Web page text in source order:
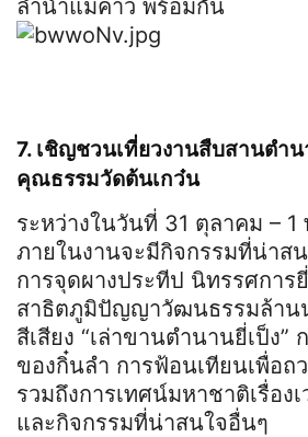
ลำน้ำแม่คาว พร้อมกัน
7. เชิญชวนเที่ยวงานสืบสานตำ
คุณธรรมวัดต้นเกว๋น
ระหว่างในวันที่ 31 ตุลาคม –
ภายในงานจะมีกิจกรรมที่น่าส
การจุดผางประทีป นิทรรศการ
สาธิตภูมิปัญญาวัฒนธรรมล้าน
สีเสียง “เล่าขานตำนานยี่เป็ง”
ของกิ๋นลำ การฟ้อนเทียนเพื่อถ
รวมถึงการเทศน์มหาชาติเรื่อง
และกิจกรรมที่น่าสนใจอื่นๆ